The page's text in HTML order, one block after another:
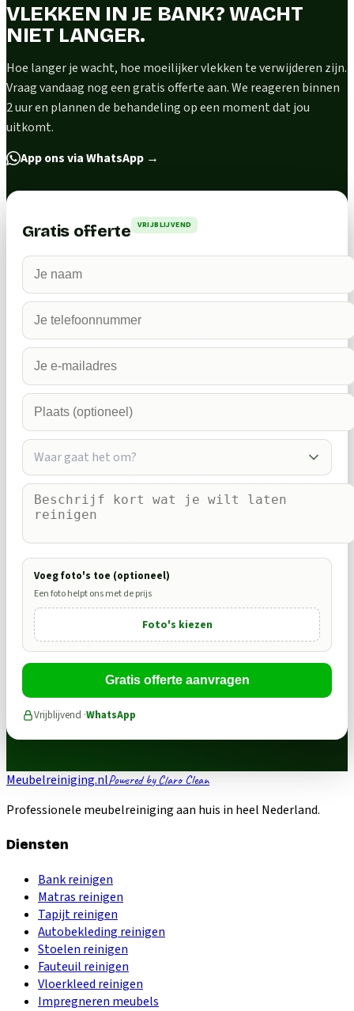
VLEKKEN IN JE BANK? WACHT
NIET LANGER.
Hoe langer je wacht, hoe moeilijker vlekken te verwijderen zijn.
Vraag vandaag nog een gratis offerte aan. We reageren binnen
2 uur en plannen de behandeling op een moment dat jou
uitkomt.
App ons via WhatsApp →
Gratis offerte VRIJBLIJVEND
Waar gaat het om?
Voeg foto's toe (optioneel)
Een foto helpt ons met de prijs
Foto's kiezen
Gratis offerte aanvragen
Vrijblijvend ·WhatsApp
Meubelreiniging.nlPowered by Claro Clean
Professionele meubelreiniging aan huis in heel Nederland.
Diensten
Bank reinigen
Matras reinigen
Tapijt reinigen
Autobekleding reinigen
Stoelen reinigen
Fauteuil reinigen
Vloerkleed reinigen
Impregneren meubels